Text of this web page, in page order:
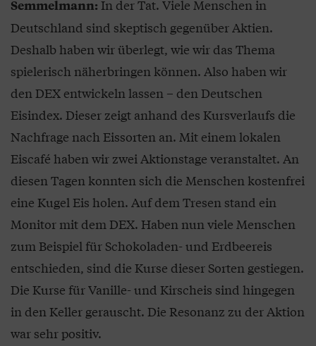
Semmelmann: In der Tat. Viele Menschen in
Deutschland sind skeptisch gegenüber Aktien.
Deshalb haben wir überlegt, wie wir das Thema
spielerisch näherbringen können. Also haben wir
den DEX entwickeln lassen – den Deutschen
Eisindex. Dieser zeigt anhand des Kursverlaufs die
Nachfrage nach Eissorten an. Mit einem lokalen
Eiscafé haben wir zwei Aktionstage veranstaltet. An
diesen Tagen konnten sich die Menschen kostenfrei
eine Kugel Eis holen. Auf dem Tresen stand ein
Monitor mit dem DEX. Haben nun viele Menschen
zum Beispiel für Schokoladen- und Erdbeereis
entschieden, sind die Kurse dieser Sorten gestiegen.
Die Kurse für Vanille- und Kirscheis sind hingegen
in den Keller gerauscht. Die Resonanz zu der Aktion
war sehr positiv.